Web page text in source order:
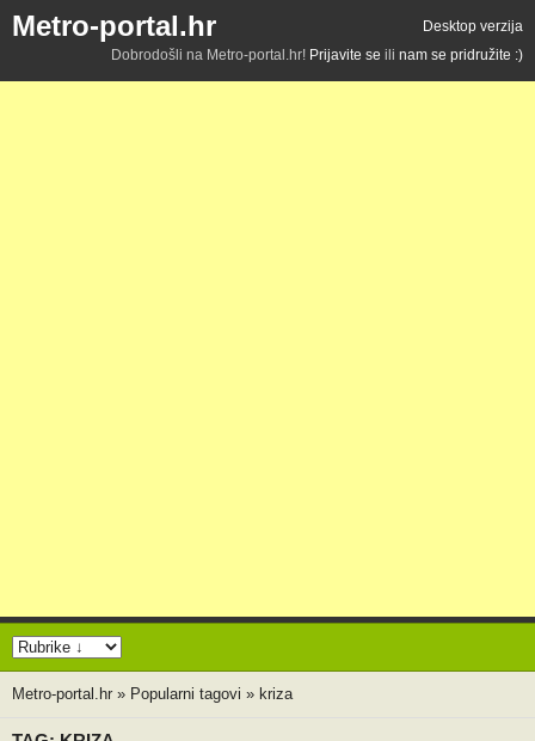
Metro-portal.hr
Desktop verzija
Dobrodošli na Metro-portal.hr! Prijavite se ili nam se pridružite :)
Metro-portal.hr » Popularni tagovi » kriza